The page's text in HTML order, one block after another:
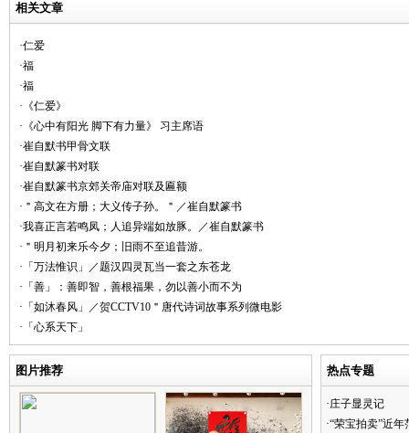
相关文章
·仁爱
·福
·福
·《仁爱》
·《心中有阳光 脚下有力量》 习主席语
·崔自默书甲骨文联
·崔自默篆书对联
·崔自默篆书京郊关帝庙对联及匾额
·＂高文在方册；大义传子孙。＂／崔自默篆书
·我喜正言若鸣凤；人追异端如放豚。／崔自默篆书
·＂明月初来乐今夕；旧雨不至追昔游。
·「万法惟识」／题汉四灵瓦当一套之东苍龙
·「善」：善即智，善根福果，勿以善小而不为
·「如沐春风」／贺CCTV10＂唐代诗词故事系列微电影
·「心系天下」
图片推荐 热点专题
·庄子显灵记
·“荣宝拍卖”近